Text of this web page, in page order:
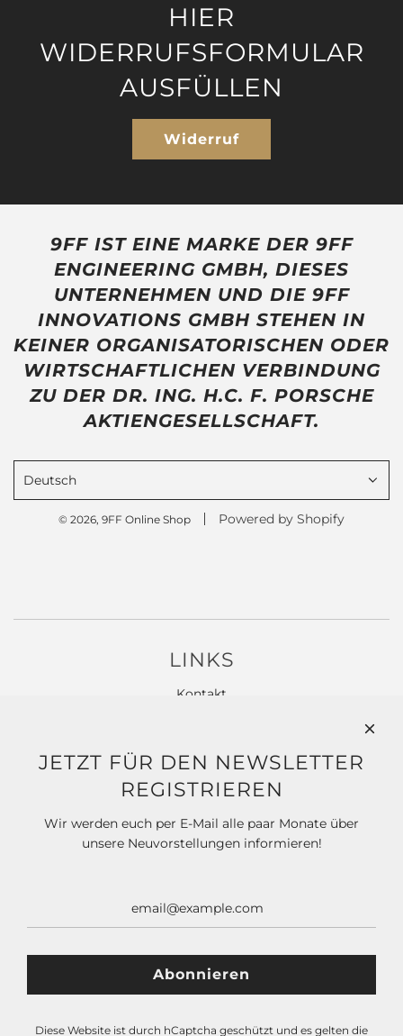
HIER
WIDERRUFSFORMULAR
AUSFÜLLEN
Widerruf
9FF IST EINE MARKE DER 9FF
ENGINEERING GMBH, DIESES
UNTERNEHMEN UND DIE 9FF
INNOVATIONS GMBH STEHEN IN
KEINER ORGANISATORISCHEN ODER
WIRTSCHAFTLICHEN VERBINDUNG
ZU DER DR. ING. H.C. F. PORSCHE
AKTIENGESELLSCHAFT.
Deutsch
© 2026, 9FF Online Shop Powered by Shopify
LINKS
Kontakt
Datenschutz
Impressum
NEWSLETTER
JETZT FÜR DEN NEWSLETTER
REGISTRIEREN
Wir werden euch per E-Mail alle paar Monate über
unsere Neuvorstellungen informieren!
Diese Website ist durch hCaptcha geschützt und es gelten die